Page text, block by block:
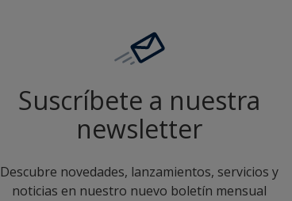
Suscríbete a nuestra
newsletter
Descubre novedades, lanzamientos, servicios y
noticias en nuestro nuevo boletín mensual